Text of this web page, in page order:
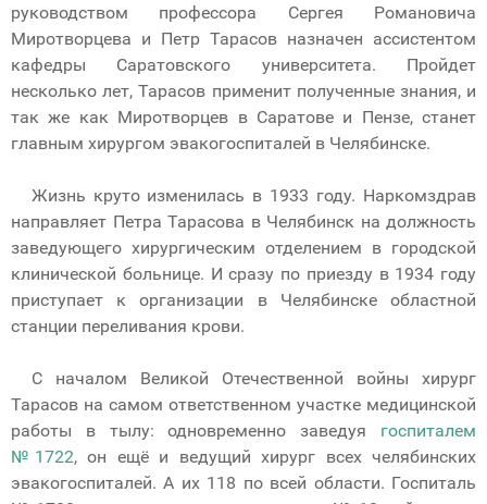
руководством профессора Сергея Романовича
Миротворцева и Петр Тарасов назначен ассистентом
кафедры Саратовского университета. Пройдет
несколько лет, Тарасов применит полученные знания, и
так же как Миротворцев в Саратове и Пензе, станет
главным хирургом эвакогоспиталей в Челябинске.
Жизнь круто изменилась в 1933 году. Наркомздрав
направляет Петра Тарасова в Челябинск на должность
заведующего хирургическим отделением в городской
клинической больнице. И сразу по приезду в 1934 году
приступает к организации в Челябинске областной
станции переливания крови.
С началом Великой Отечественной войны хирург
Тарасов на самом ответственном участке медицинской
работы в тылу: одновременно заведуя госпиталем
№1722, он ещё и ведущий хирург всех челябинских
эвакогоспиталей. А их 118 по всей области. Госпиталь